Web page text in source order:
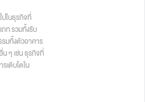
ปในธุรกิจที่
ภท รวมทั้งรับ
มทั้งตัวอาคาร
ๆ เช่น ธุรกิจที่
เติบโตใน